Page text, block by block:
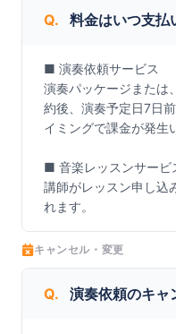
Q. 料金はいつ支払
■ 演奏依頼サービス
演奏パッケージまたは
約後、演奏予定日7日
イミングで課金が発生
■ 音楽レッスンサービ
講師がレッスン申し込
れます。
キャンセル・変更
Q. 演奏依頼のキャ